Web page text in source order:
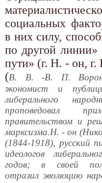
социальных
в них силу,
по другой
пути» (г. Н. - он,
(В. В. -В. П.
экономист и
либерального
проповедовал
правительством и
марксизма.Н. - он
(1844-1918), русский
идеологов
годов; в своей
отразил эволюцию